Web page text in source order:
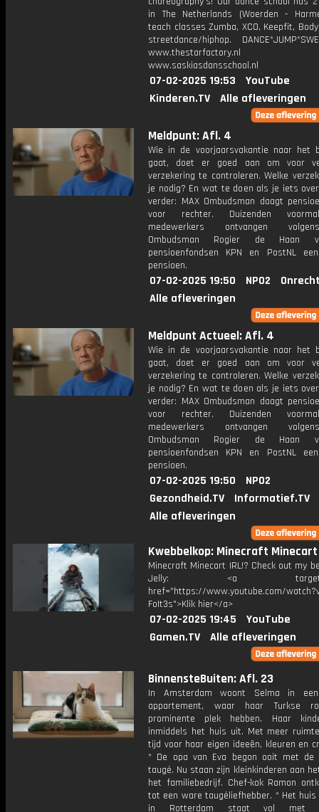
in The Netherlands (Woerden -
teach classes Zumba, XCO, Keepfit,
streetdance/hiphop.
www.saskiasdansschool.nl
07-02-2025 19:53
YouTube
Kinderen.TV
Alle afleveringen
Meldpunt: Afl. 4
Wie in de voorjaarsvakantie naar het
gaat, doet er goed aan om voor
verzekering te controleren. Welke
je nodig? En wat te doen als je iets
verder: MAX Ombudsman daagt
voor rechter. Duizenden
medewerkers ontvangen
Ombudsman Rogier de Haan
pensioenfondsen KPN en PostNL
pensioen.
07-02-2025 19:50 NPO2
Alle afleveringen
Meldpunt Actueel: Afl. 4
Wie in de voorjaarsvakantie naar het
gaat, doet er goed aan om voor
verzekering te controleren. Welke
je nodig? En wat te doen als je iets
verder: MAX Ombudsman daagt
voor rechter. Duizenden
medewerkers ontvangen
Ombudsman Rogier de Haan
pensioenfondsen KPN en PostNL
pensioen.
07-02-2025 19:50
NPO2
Gezondheid.TV
Informatief.TV
Alle afleveringen
Kwebbelkop: Minecraft Minecart
Minecraft Minecart IRL!? Check out my
Jelly: <a
href="https://www.youtube.com/
FoIt3s">Klik hier</a>
07-02-2025 19:45
YouTube
Gamen.TV
Alle afleveringen
BinnensteBuiten: Afl. 23
In Amsterdam woont Selma in
appartement, waar haar Turkse
prominente plek hebben. Haar
inmiddels het huis uit. Met meer
tijd voor haar eigen ideeën, kleuren en
* De opa van Eva begon ooit met de
taugé. Nu staan zijn kleinkinderen aan
het familiebedrijf. Chef-kok Ramon
tot een ware taugéliefhebber. * Het huis
in Rotterdam staat vol met